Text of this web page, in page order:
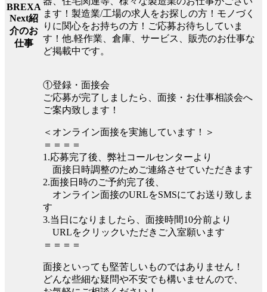
BREXA
Next紹
介のお
仕事
ます！製造業/工場の求人をお探しの方！モノづく
りに関心をお持ちの方！ご応募お待ちしていま
す！他.軽作業、倉庫、サービス、販売のお仕事な
ど掲載中です。
①登録・面接会
ご応募が完了しましたら、面接・お仕事相談会へ
ご案内致します！
＜オンライン面接を実施しています！＞
＝＝＝＝
1.応募完了後、弊社コールセンターより
面接日時調整のためご連絡させていただきます
2.面接日時のご予約完了後、
オンライン面接のURLをSMSにてお送り致しま
す
3.当日になりましたら、面接時間10分前より
URLをクリックいただきご入室願います
＝＝＝＝
面接といっても堅苦しいものではありません！
どんな些細な疑問や不安でも構いませんので、